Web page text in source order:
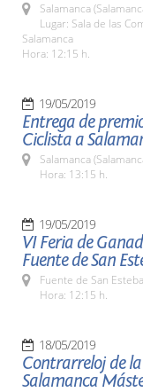
Salamanca
Lugar: Sala de las
Salamanca
Hora: 12:15 h.
19/05/2019
Entrega de
Ciclista a
Salamanca
Hora: 13:15 h.
19/05/2019
VI Feria de
Fuente de San
Fuente de San
Hora: 12:15 h.
18/05/2019
Contrarreloj de
Salamanca